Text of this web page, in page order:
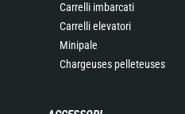
Carrelli imbarcati
Carrelli elevatori
Minipale
Chargeuses pelleteuses